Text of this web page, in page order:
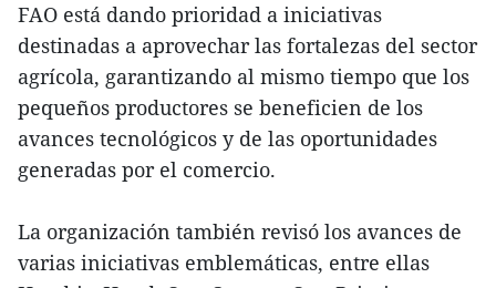
FAO está dando prioridad a iniciativas
destinadas a aprovechar las fortalezas del sector
agrícola, garantizando al mismo tiempo que los
pequeños productores se beneficien de los
avances tecnológicos y de las oportunidades
generadas por el comercio.
La organización también revisó los avances de
varias iniciativas emblemáticas, entre ellas